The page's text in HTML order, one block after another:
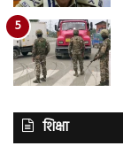
शिक्षा